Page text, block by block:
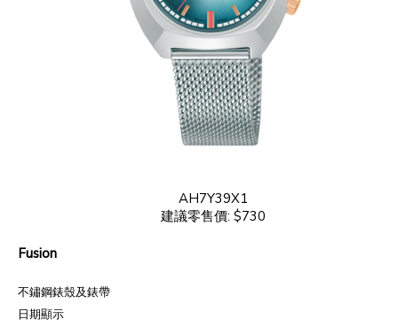
AH7Y39X1
建議零售價: $730
Fusion
不鏽鋼錶殼及錶帶
日期顯示